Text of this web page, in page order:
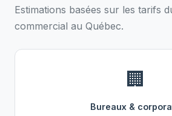
Estimations basées sur les tarifs
commercial au Québec.
🏢
Bureaux &